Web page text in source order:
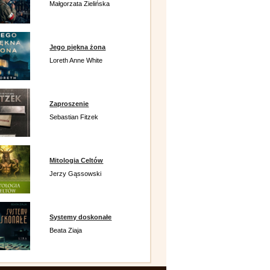
Małgorzata Zielińska
Jego piękna żona
Loreth Anne White
Zaproszenie
Sebastian Fitzek
Mitologia Celtów
Jerzy Gąssowski
Systemy doskonałe
Beata Ziaja